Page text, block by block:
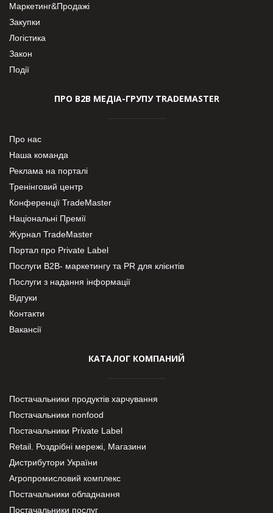
Маркетинг&Продажі
Закупки
Логістика
Закон
Події
ПРО В2В МЕДІА-ГРУПУ TRADEMASTER
Про нас
Наша команда
Реклама на порталі
Тренінговий центр
Конференції TradeMaster
Національні Премії
Журнал TradeMaster
Портал про Private Label
Послуги В2В- маркетингу та PR для клієнтів
Послуги з надання інформації
Відгуки
Контакти
Вакансії
КАТАЛОГ КОМПАНИЙ
Постачальники продуктів харчування
Постачальники nonfood
Постачальники Private Label
Retail. Роздрібні мережі, Магазини
Дистрибутори України
Агропромисловий комплекс
Постачальники обладнання
Постачальники послуг